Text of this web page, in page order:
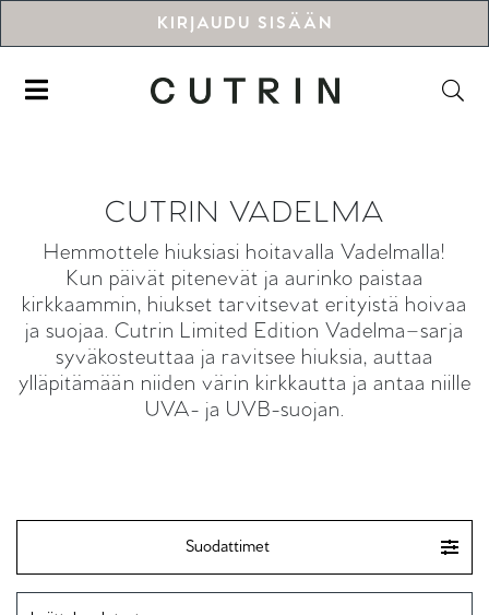
KIRJAUDU SISÄÄN
CUTRIN VADELMA
Hemmottele hiuksiasi hoitavalla Vadelmalla!
Kun päivät pitenevät ja aurinko paistaa
kirkkaammin, hiukset tarvitsevat erityistä hoivaa
ja suojaa. Cutrin Limited Edition Vadelma–sarja
syväkosteuttaa ja ravitsee hiuksia, auttaa
ylläpitämään niiden värin kirkkautta ja antaa niille
UVA- ja UVB-suojan.
Suodattimet